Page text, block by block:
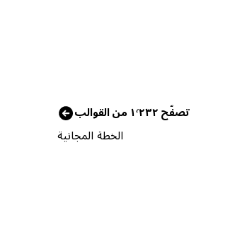
تصفّح ١٬٢٣٢ من القوالب
الخطة المجانية